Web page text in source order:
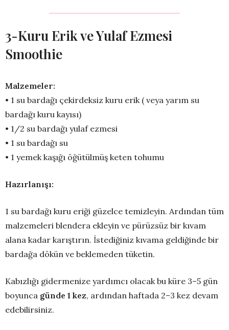
3-Kuru Erik ve Yulaf Ezmesi
Smoothie
Malzemeler:
• 1 su bardağı çekirdeksiz kuru erik ( veya yarım su
bardağı kuru kayısı)
• 1/2 su bardağı yulaf ezmesi
• 1 su bardağı su
• 1 yemek kaşığı öğütülmüş keten tohumu
Hazırlanışı:
1 su bardağı kuru eriği güzelce temizleyin. Ardından tüm
malzemeleri blendera ekleyin ve pürüzsüz bir kıvam
alana kadar karıştırın. İstediğiniz kıvama geldiğinde bir
bardağa dökün ve beklemeden tüketin.
Kabızlığı gidermenize yardımcı olacak bu küre 3–5 gün
boyunca günde 1 kez, ardından haftada 2–3 kez devam
edebilirsiniz.